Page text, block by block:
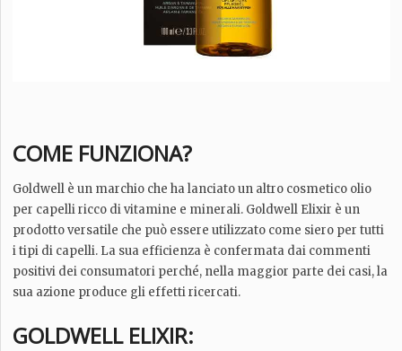
COME FUNZIONA?
Goldwell è un marchio che ha lanciato un altro cosmetico olio
per capelli ricco di vitamine e minerali. Goldwell Elixir è un
prodotto versatile che può essere utilizzato come siero per tutti
i tipi di capelli. La sua efficienza è confermata dai commenti
positivi dei consumatori perché, nella maggior parte dei casi, la
sua azione produce gli effetti ricercati.
GOLDWELL ELIXIR: